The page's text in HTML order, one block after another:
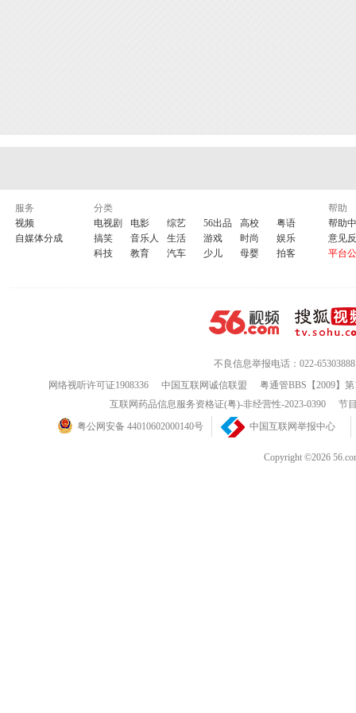
服务
视频
自媒体分成
分类
电视剧
电影 综艺 56出品 高校
粤语
搞笑
音乐人 生活 游戏 时尚
娱乐
科技
教育 汽车 少儿 母婴 拍客
帮助
帮助
意见
平台
不良信息举报电话：022-65303888
网络视听许可证1908336
中国互联网诚信联盟
粤通管BBS【2009】
互联网药品信息服务资格证(粤)-非经营性-2023-0390
节
粤公网安备 44010602000140号
中国互联网举报中心
Copyright ©2026